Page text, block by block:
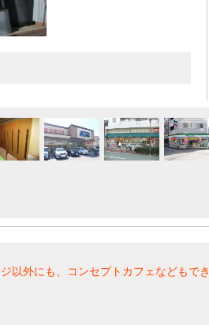
以外にも、コンセプトカフェなどもでき